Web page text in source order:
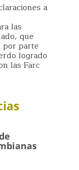
a
las
que
por parte
logrado
las Farc